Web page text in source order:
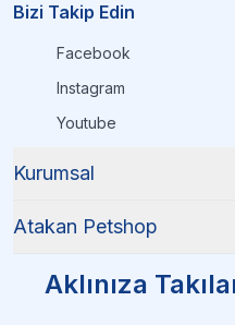
Bizi Takip Edin
Facebook
Instagram
Youtube
Kurumsal
Atakan Petshop
Aklınıza